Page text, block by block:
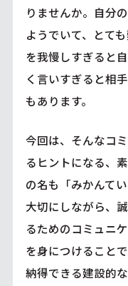
りませんか。自分
ようでいて、とて
を我慢しすぎると
く言いすぎると相
もあります。
今回は、そんなコ
るヒントになる、
の名も「みかんて
大切にしながら、
るためのコミュニ
を身につけること
納得できる建設的